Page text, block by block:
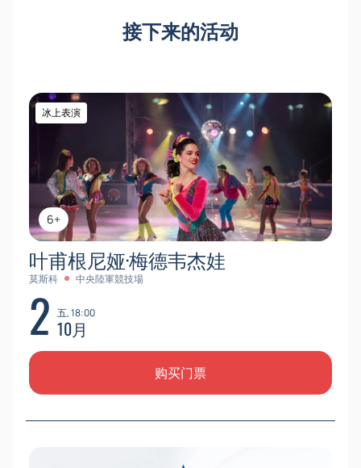
接下来的活动
6+
冰上表演
叶甫根尼娅·梅德韦杰娃
莫斯科 中央陸軍競技場
2 五, 18:00
10月
购买门票